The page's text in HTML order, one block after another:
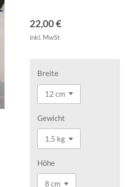
22,00 €
inkl. MwSt
Breite
Gewicht
Höhe